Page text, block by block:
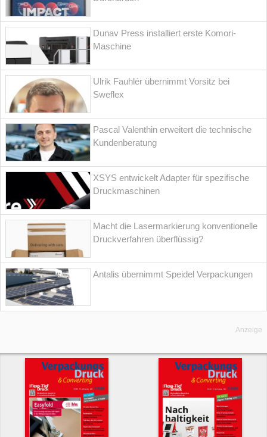
Dunav Press installiert erste Komori-
Maschine
Ulrik Fauhlér übernimmt Vorsitz bei
Sweflex
Pascal Valenthin erweitert die technische
Kundenberatung
XSYS entwickelt Adapter für spezifische
Druckmaschinen
Macht die Lasermarkierung konventionelle
Druckverfahren überflüssig?
Antalis übernimmt Speidel Verpackungen
Anzeige